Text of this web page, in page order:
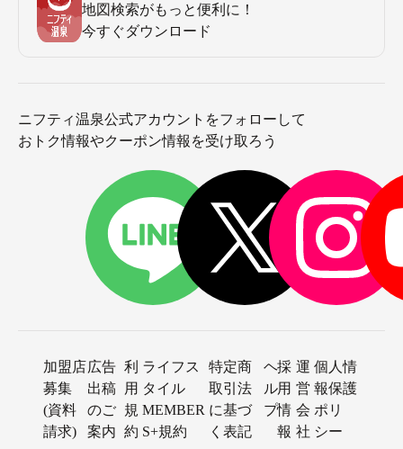
地図検索がもっと便利に！
今すぐダウンロード
ニフティ温泉公式アカウントをフォローして
おトク情報やクーポン情報を受け取ろう
加盟店
募集
(資料
請求)
広告
出稿
のご
案内
利
用
規
約
ライフス
タイル
MEMBER
S+規約
特定商
取引法
に基づ
く表記
ヘ
ル
プ
採
用
情
報
運
営
会
社
個人情
報保護
ポリ
シー